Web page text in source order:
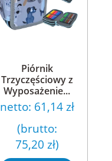
Piórnik
Trzyczęściowy z
Wyposażenie...
netto: 61,14 zł
(brutto:
75,20 zł)